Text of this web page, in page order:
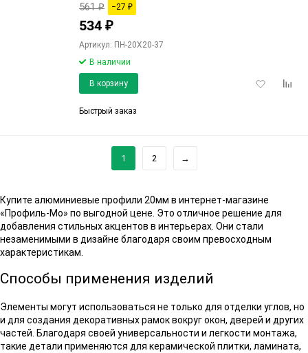
561₽ −27 ₽
534 ₽
Артикул: ПН-20Х20-37
В наличии
Добавить
В корзину
Быстрый заказ
1 2 →
Купите алюминиевые профили 20мм в интернет-магазине
«Профиль-Мо» по выгодной цене. Это отличное решение для
добавления стильных акцентов в интерьерах. Они стали
незаменимыми в дизайне благодаря своим превосходным
характеристикам.
Способы применения изделий
Элементы могут использоваться не только для отделки углов, но
и для создания декоративных рамок вокруг окон, дверей и других
частей. Благодаря своей универсальности и легкости монтажа,
такие детали применяются для керамической плитки, ламината,